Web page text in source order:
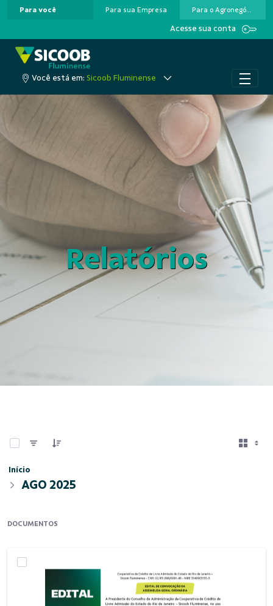
Pular para o Conteúdo principal
Para você Para sua Empresa Para o Agronegócio
Acesse sua conta
Você está em: Sicoob Fluminense
Relatórios
Início
AGO 2025
DOCUMENTOS